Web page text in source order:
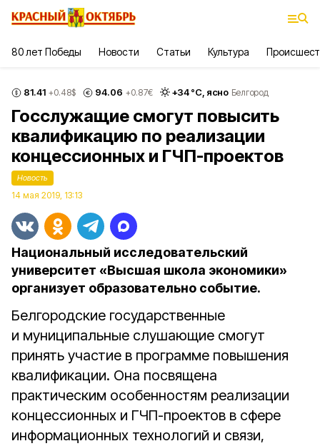
80 лет Победы Новости Статьи Культура
81.41 +0.48$ 94.06 +0.87€ +34°С, ясно Белгород
Госслужащие смогут повысить
квалификацию по реализации
концессионных и ГЧП-проектов
Новость
14 мая 2019, 13:13
Национальный исследовательский
университет «Высшая школа экономики»
организует образовательно событие.
Белгородские государственные
и муниципальные слушающие смогут
принять участие в программе повышения
квалификации. Она посвящена
практическим особенностям реализации
концессионных и ГЧП-проектов в сфере
информационных технологий и связи,